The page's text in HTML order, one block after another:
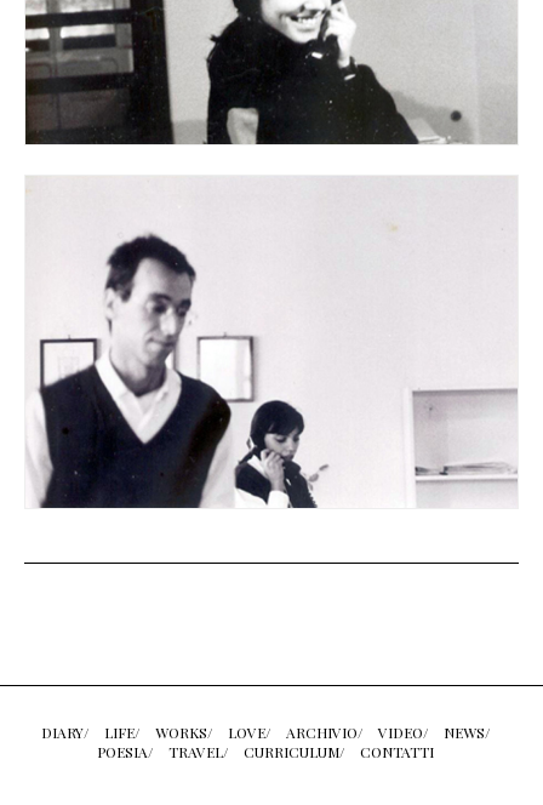
DIARY/ LIFE/ WORKS/ LOVE/ ARCHIVIO/ VIDEO/
NEWS/
POESIA/
TRAVEL/ CURRICULUM/ CONTATTI